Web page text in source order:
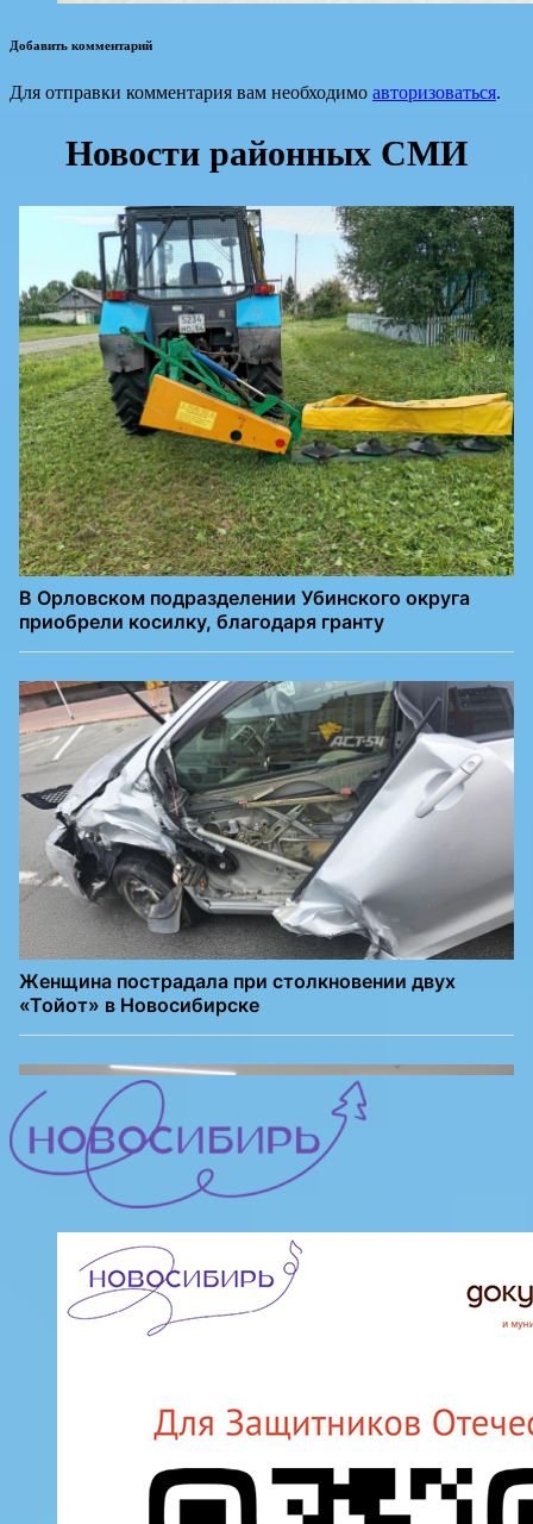
Добавить комментарий
Для отправки комментария вам необходимо авторизоваться.